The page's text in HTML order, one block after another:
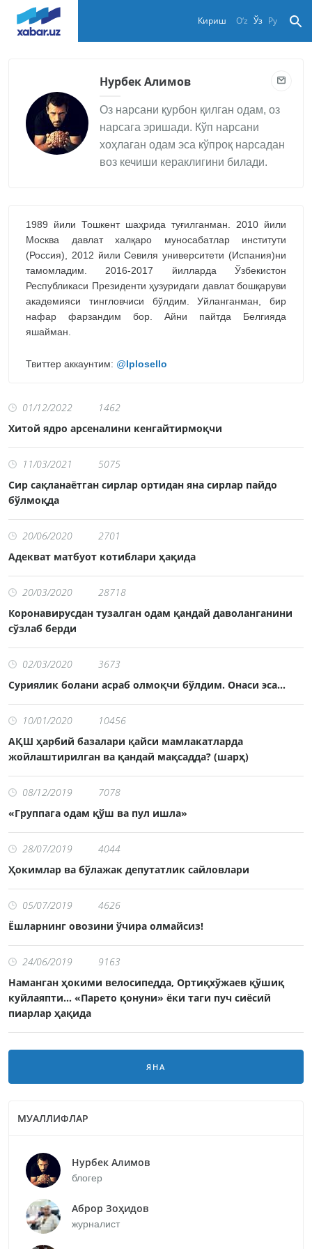
Кириш O‘z Ўз Ру
Нурбек Алимов
Оз нарсани қурбон қилган одам, оз
нарсага эришади. Кўп нарсани
хоҳлаган одам эса кўпроқ нарсадан
воз кечиши кераклигини билади.
1989 йили Тошкент шаҳрида туғилганман. 2010 йили
Москва давлат халқаро муносабатлар институти
(Россия), 2012 йили Севиля университети (Испания)ни
тамомладим. 2016-2017 йилларда Ўзбекистон
Республикаси Президенти ҳузуридаги давлат бошқаруви
академияси тингловчиси бўлдим. Уйланганман, бир
нафар фарзандим бор. Айни пайтда Белгияда
яшайман.
Твиттер аккаунтим: @Iplosello
01/12/2022
1462
Хитой ядро арсеналини кенгайтирмоқчи
11/03/2021
5075
Сир сақланаётган сирлар ортидан яна сирлар пайдо
бўлмоқда
20/06/2020
2701
Адекват матбуот котиблари ҳақида
20/03/2020
28718
Коронавирусдан тузалган одам қандай даволанганини
сўзлаб берди
02/03/2020
3673
Суриялик болани асраб олмоқчи бўлдим. Онаси эса...
10/01/2020
10456
АҚШ ҳарбий базалари қайси мамлакатларда
жойлаштирилган ва қандай мақсадда? (шарҳ)
08/12/2019
7078
«Группага одам қўш ва пул ишла»
28/07/2019
4044
Ҳокимлар ва бўлажак депутатлик сайловлари
05/07/2019
4626
Ёшларнинг овозини ўчира олмайсиз!
24/06/2019
9163
Наманган ҳокими велосипедда, Ортиқхўжаев қўшиқ
куйлаяпти... «Парето қонуни» ёки таги пуч сиёсий
пиарлар ҳақида
ЯНА
МУАЛЛИФЛАР
Нурбек Алимов
блогер
Аброр Зоҳидов
журналист